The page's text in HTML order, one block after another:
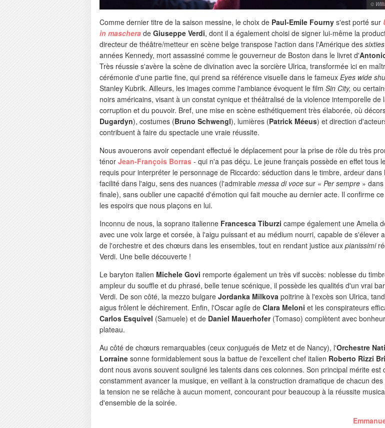
©
Comme dernier titre de la saison messine, le choix de Paul-Emile Fourny s'est porté sur
in maschera de Giuseppe Verdi, dont il a également choisi de signer lui-même la
directeur de théâtre/metteur en scène belge transpose l'action dans l'Amérique des sixties
années Kennedy, mort assassiné comme le gouverneur de Boston dans le livret d'
Très réussie s'avère la scène de divination avec la sorcière Ulrica, transformée ici en
cérémonie d'une partie fine, qui prend sa référence visuelle dans le fameux Eyes wide
Stanley Kubrik. Ailleurs, les images comme l'ambiance évoquent le film Sin City, ou
noirs américains, visant à un constat cynique et théâtralisé de la violence intemporelle de
corruption et du pouvoir. Bref, une mise en scène esthétiquement très élaborée, où
Dugardyn), costumes (Bruno Schwengl), lumières (Patrick Méeus) et direction
contribuent à faire du spectacle une vraie réussite.
Nous avouerons avoir cependant effectué le déplacement pour la prise de rôle du très
ténor Jean-François Borras - qui n'a pas déçu. Le jeune français possède en effet tous
requis pour interpréter le personnage de Riccardo: séduction dans le timbre, ardeur dans
facilité dans l'aigu, sens des nuances (l'admirable messa di voce sur « Per sempre »
finale), sans oublier une capacité d'émotion qui fait mouche au dernier acte. Il confirme
les espoirs que nous plaçons en lui.
Inconnu de nous, la soprano italienne Francesca Tiburzi campe également une Amelia
avec une voix large et corsée, à l'aigu puissant et au médium nourri, capable de s'élever
de l'orchestre et des chœurs dans les ensembles, tout en rendant justice aux pianissimi
Verdi. Une belle découverte !
Le baryton italien Michele Govi remporte également un très vif succès: noblesse du
ampleur du souffle et du phrasé, belle tenue scénique, il possède les qualités d'un vrai
Verdi. De son côté, la mezzo bulgare Jordanka Milkova poitrine à l'excès son Ulrica,
aigus frôlent le déchirement. Enfin, l'Oscar agile de Clara Meloni et les conspirateurs
Carlos Esquivel (Samuele) et de Daniel Mauerhofer(Tomaso) complètent avec
plateau.
Au côté de chœurs remarquables (ceux conjugués de Metz et de Nancy), l'Orchestre
Lorraine sonne formidablement sous la battue de l'excellent chef italien Roberto Rizzi
dont nous avons souvent souligné les talents dans ces colonnes. Son principal mérite est
constamment avancer la musique, en veillant à la construction dramatique de chacun des
la tension ne se relâche à aucun moment, concourant pour beaucoup à la réussite
d'ensemble de la soirée.